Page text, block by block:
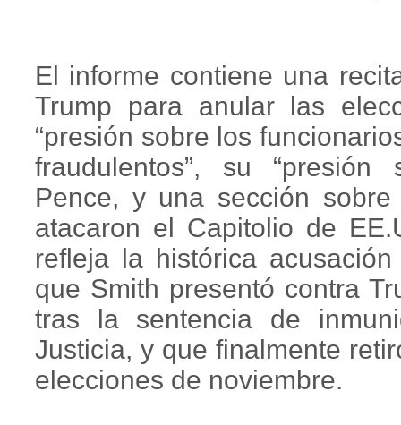
El informe contiene una
Trump para anular las
“presión sobre los
fraudulentos”, su
Pence, y una sección
atacaron el Capitolio de
refleja la histórica
que Smith presentó contra
tras la sentencia de
Justicia, y que finalmente
elecciones de noviembre.